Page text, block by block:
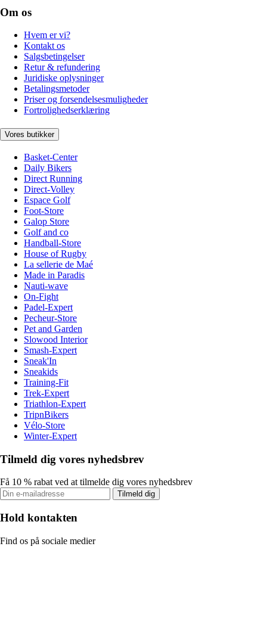
Om os
Hvem er vi?
Kontakt os
Salgsbetingelser
Retur & refundering
Juridiske oplysninger
Betalingsmetoder
Priser og forsendelsesmuligheder
Fortrolighedserklæring
Vores butikker
Basket-Center
Daily Bikers
Direct Running
Direct-Volley
Espace Golf
Foot-Store
Galop Store
Golf and co
Handball-Store
House of Rugby
La sellerie de Maé
Made in Paradis
Nauti-wave
On-Fight
Padel-Expert
Pecheur-Store
Pet and Garden
Slowood Interior
Smash-Expert
Sneak'In
Sneakids
Training-Fit
Trek-Expert
Triathlon-Expert
TripnBikers
Vélo-Store
Winter-Expert
Tilmeld dig vores nyhedsbrev
Få 10 % rabat ved at tilmelde dig vores nyhedsbrev
Tilmeld dig
Hold kontakten
Find os på sociale medier